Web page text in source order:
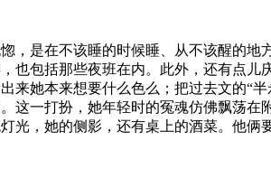
，是在不该睡的时候睡、从不该醒的
也包括那些夜班在内。此外，还有点
她本来想要什么色么；把过去文的“
这一打扮，她年轻时的冤魂仿佛飘荡
光，她的侧影，还有桌上的酒菜。他